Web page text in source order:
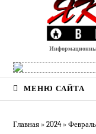
МЕНЮ САЙТА
Главная »2024 » Февраль